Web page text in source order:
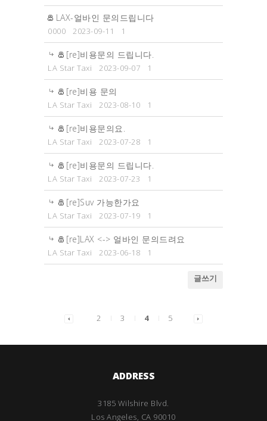
LAX-얼바인 문의드립니다
0000 2023-09-11 1
[re]비용문의 드립니다.
LA Star Taxi 2023-09-07 1
[re]비용 문의
LA Star Taxi 2023-08-10 1
[re]비용문의요.
LA Star Taxi 2023-07-28 1
[re]비용문의 드립니다.
LA Star Taxi 2023-07-23 1
[re]Suv 가능한가요
LA Star Taxi 2023-07-19 1
[re]LAX <-> 얼바인 문의드려요
LA Star Taxi 2023-06-18 1
글쓰기
2 3 4 5
ADDRESS
3185 Wilshire Blvd.
Los Angeles, CA 90010